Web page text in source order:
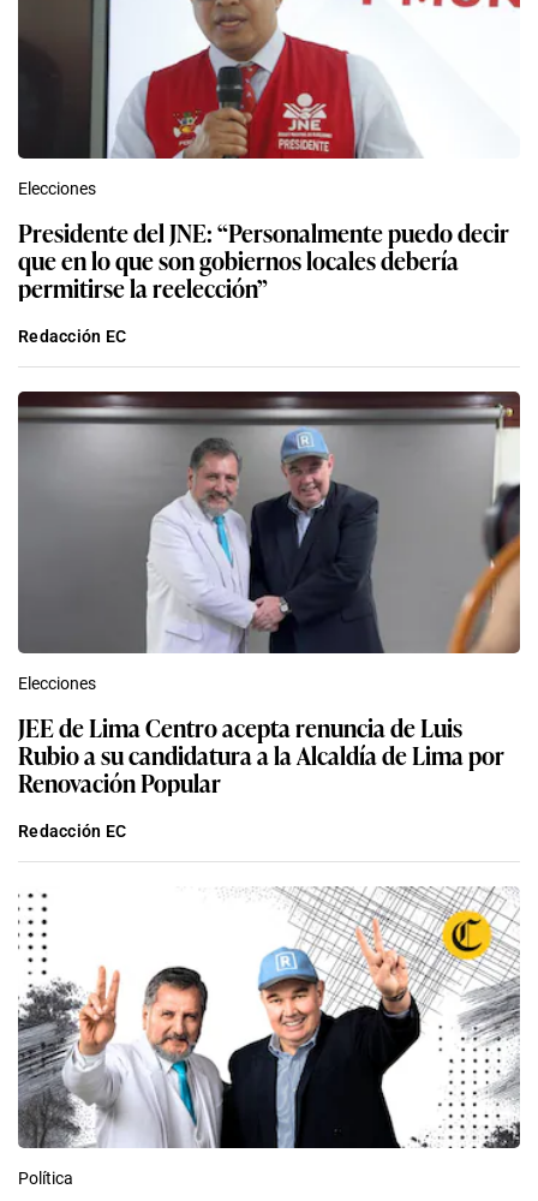
Elecciones
Presidente del JNE: “Personalmente puedo decir
que en lo que son gobiernos locales debería
permitirse la reelección”
Redacción EC
Elecciones
JEE de Lima Centro acepta renuncia de Luis
Rubio a su candidatura a la Alcaldía de Lima por
Renovación Popular
Redacción EC
Política